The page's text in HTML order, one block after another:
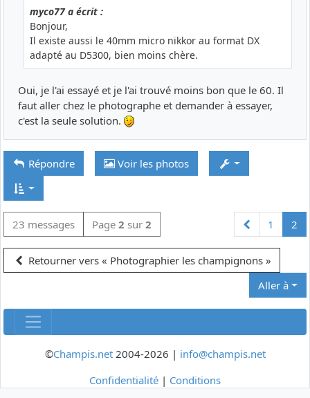
myco77 a écrit :
Bonjour,
Il existe aussi le 40mm micro nikkor au format DX
adapté au D5300, bien moins chère.
Oui, je l'ai essayé et je l'ai trouvé moins bon que le 60. Il
faut aller chez le photographe et demander à essayer,
c'est la seule solution.
Répondre Voir les photos
Précédente
1 2
23 messages Page 2 sur 2
Retourner vers « Photographier les champignons »
Aller à
©Champis.net2004-2026 | info@champis.net
Confidentialité | Conditions